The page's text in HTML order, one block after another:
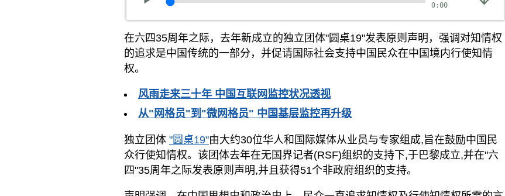
0:00
在六四35周年之际，去年新成立的独立团体"圆桌19"发表原则声明，强调对知情权
的追求是中国传统的一部分，并促请国际社会支持中国民众在中国境内行使知情
权。
风雨走来三十年 中国互联网监控状况透视
从"网格员"到"微网格员" 中国基层监控再升级
独立团体 "圆桌19"由大约30位华人和国际媒体从业员与专家组成,旨在鼓励中国民
众行使知情权。该团体去年在无国界记者(RSF)组织的支持下,于巴黎成立,并在"六
四"35周年之际发表原则声明,并且获得51个非政府组织的支持。